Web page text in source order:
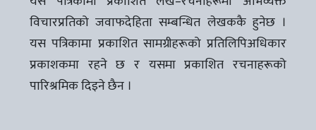
विचारप्रतिको जवाफदेहिता सम्बन्धित लेखककै हुनेछ ।
यस पत्रिकामा प्रकाशित सामग्रीहरूको प्रतिलिपिअधिकार
प्रकाशकमा रहने छ र यसमा प्रकाशित रचनाहरूको
पारिश्रमिक दिइने छैन ।